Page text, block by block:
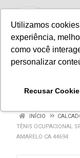
Utilizamos
experiência,
como você
personalizar
Recusar
INÍCIO
TÊNIS OCUPACIONAL
AMARELO CA 44694